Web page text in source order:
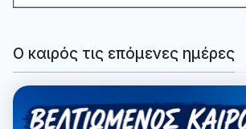
Ο καιρός τις επόμενες ημέρες